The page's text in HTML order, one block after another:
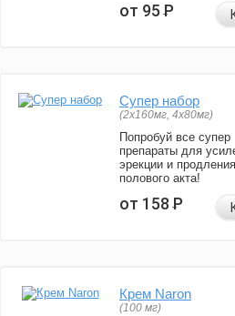
от 95Р
Супер набор
(2х160мг, 4х80мг)
Попробуй все супер
препараты для
эрекции и продления
полового акта!
от 158Р
Крем Naron
(100 мг)